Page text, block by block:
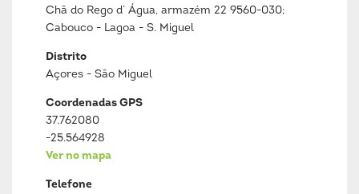
Chã do Rego d’ Água, armazém 22 9560-030;
Cabouco - Lagoa - S. Miguel
Distrito
Açores - São Miguel
Coordenadas GPS
37.762080
-25.564928
Ver no mapa
Telefone